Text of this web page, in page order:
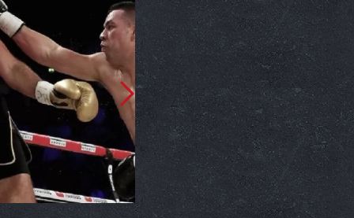
Probléma a
2018. 02. 13.